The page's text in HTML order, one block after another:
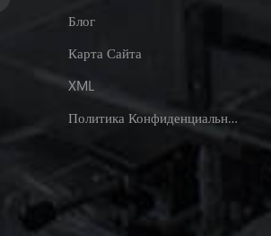
Блог
Карта Сайта
XML
Политика Конфиденциальности